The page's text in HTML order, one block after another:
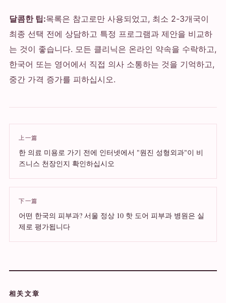
달콤한 팁:목록은 참고로만 사용되었고, 최소 2-3개국이
최종 선택 전에 상담하고 특정 프로그램과 제안을 비교하
는 것이 좋습니다. 모든 클리닉은 온라인 약속을 수락하고,
한국어 또는 영어에서 직접 의사 소통하는 것을 기억하고,
중간 가격 증가를 피하십시오.
上一篇
한 의료 미용로 가기 전에 인터넷에서 "원진 성형외과"이 비
즈니스 천장인지 확인하십시오
下一篇
어떤 한국의 피부과? 서울 정상 10 핫 도어 피부과 병원은 실
제로 평가됩니다
相关文章